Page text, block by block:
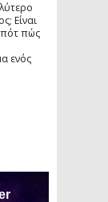
Είναι
πώς
ενός